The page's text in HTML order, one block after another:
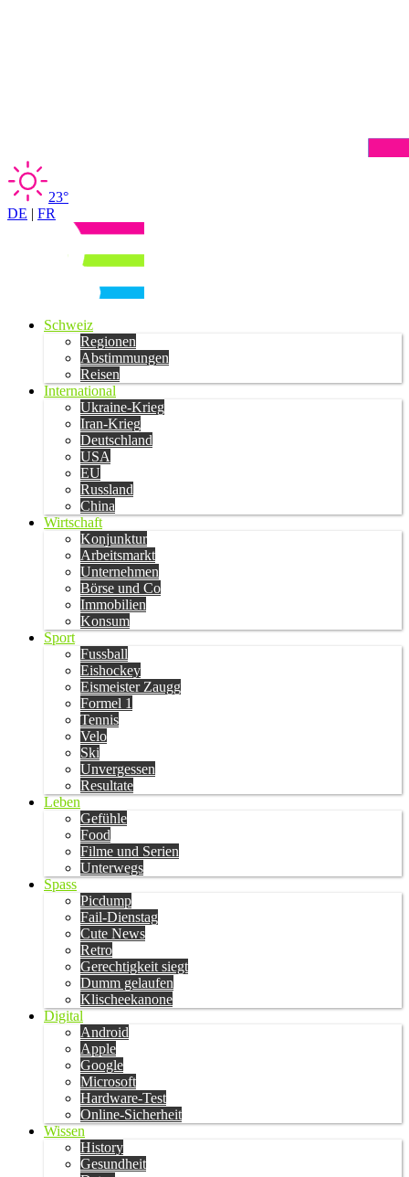
23°
DE | FR
Schweiz
Regionen
Abstimmungen
Reisen
International
Ukraine-Krieg
Iran-Krieg
Deutschland
USA
EU
Russland
China
Wirtschaft
Konjunktur
Arbeitsmarkt
Unternehmen
Börse und Co
Immobilien
Konsum
Sport
Fussball
Eishockey
Eismeister Zaugg
Formel 1
Tennis
Velo
Ski
Unvergessen
Resultate
Leben
Gefühle
Food
Filme und Serien
Unterwegs
Spass
Picdump
Fail-Dienstag
Cute News
Retro
Gerechtigkeit siegt
Dumm gelaufen
Klischeekanone
Digital
Android
Apple
Google
Microsoft
Hardware-Test
Online-Sicherheit
Wissen
History
Gesundheit